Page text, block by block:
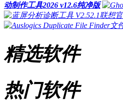
动制作工具2026 v12.6纯净版
精选软件
热门软件